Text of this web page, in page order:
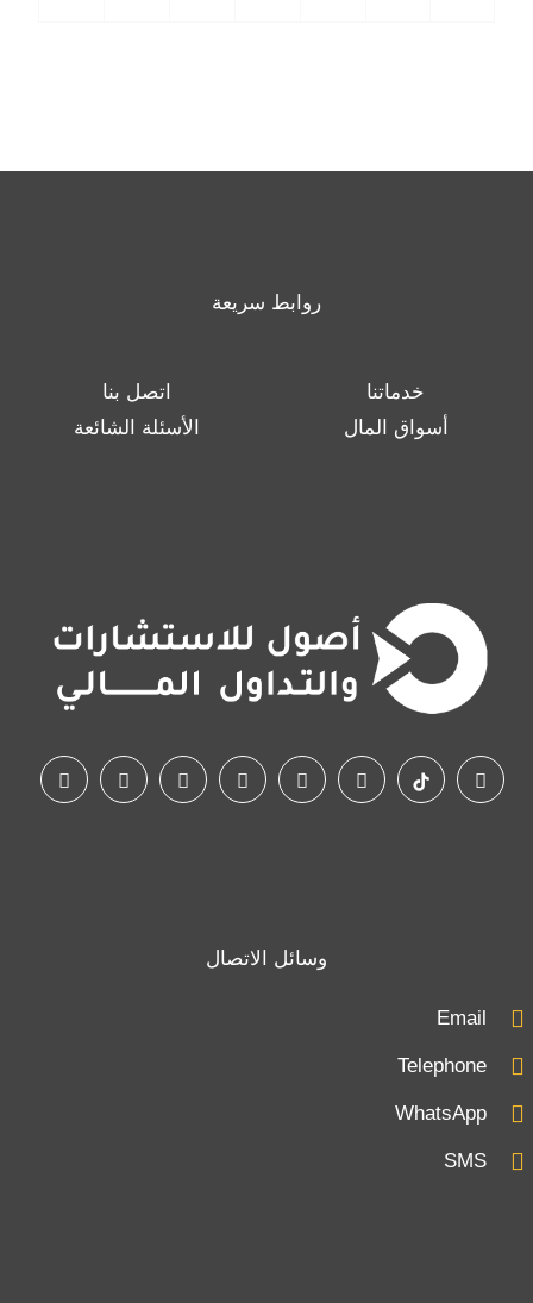
روابط سريعة
خدماتنا
اتصل بنا
أسواق المال
الأسئلة الشائعة
وسائل الاتصال
Email
Telephone
WhatsApp
SMS